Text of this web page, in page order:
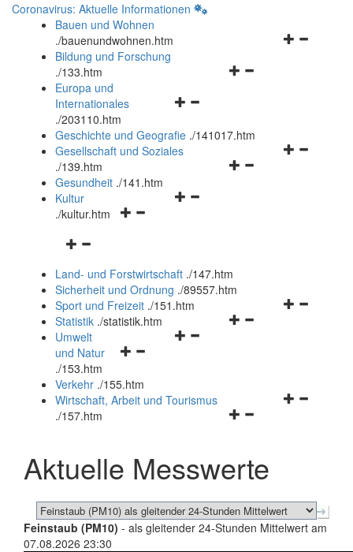
Coronavirus: Aktuelle Informationen
Bauen und Wohnen
./bauenundwohnen.htm
Navigationsmenü
Bildung und Forschung
./133.htm
Navigationsmenü
und
schließen
Europa und
Internationales
./203110.htm
Geschichte und Geografie ./141017.htm
Navigationsmenü
Gesellschaft und Soziales
./139.htm
Navigationsmenü
Gesundheit ./141.htm
Navigationsmenü
Kultur
./kultur.htm
Navigationsmenü
und
schließen
Land- und Forstwirtschaft ./147.htm
Sicherheit und Ordnung ./89557.htm
Navigationsmenü
Sport und Freizeit ./151.htm
Navigationsmenü
Statistik ./statistik.htm
Navigationsmenü
und
schließen
Umwelt
und Natur
./153.htm
Verkehr ./155.htm
Navigationsmenü
schließen
Wirtschaft, Arbeit und Tourismus
./157.htm
Aktuelle Messwerte
Feinstaub (PM10) - als gleitender 24-Stunden Mittelwert am
07.08.2026 23:30